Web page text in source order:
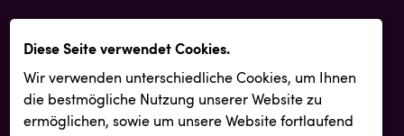
Diese Seite verwendet Cookies.
Wir verwenden unterschiedliche Cookies, um Ihnen
die best­mögliche Nutzung unserer Website zu
ermöglichen, sowie um unsere Website fortlaufend